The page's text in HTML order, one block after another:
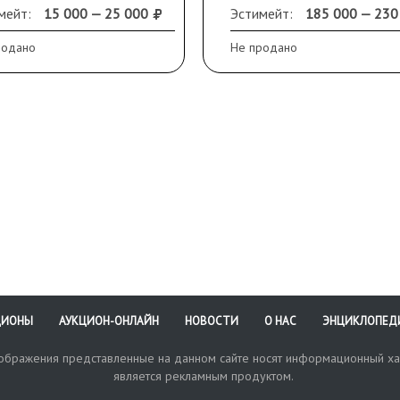
39,5 х 35 х 8 см
27,5 х 3,5 х 32 см
следы
15 000 — 25 000
«Chiaromonte».
Размеры (ДхШхВ):
см.
Эстимейт: 185 000 —
Не продано
АУКЦИОН-ОНЛАЙН НОВОСТИ О НАС
представленные на данном сайте носят информационный
является рекламным продуктом.